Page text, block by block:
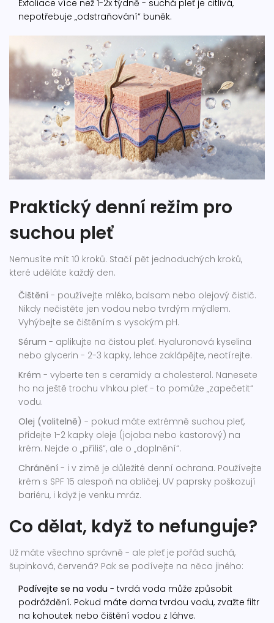
Exfoliace více než 1-2x týdně - suchá pleť je citlivá,
nepotřebuje „odstraňování“ buněk.
Praktický denní režim pro
suchou pleť
Nemusíte mít 10 kroků. Stačí pět jednoduchých kroků,
které uděláte každý den.
Čištění - používejte mléko, balsam nebo olejový čistič.
Nikdy nečistěte jen vodou nebo tvrdým mýdlem.
Vyhýbejte se čištěním s vysokým pH.
Sérum - aplikujte na čistou pleť. Hyaluronová kyselina
nebo glycerin - 2-3 kapky, lehce zaklápějte, neotírejte.
Krém - vyberte ten s ceramidy a cholesterol. Nanesete
ho na ještě trochu vlhkou pleť - to pomůže „zapečetit“
vodu.
Olej (volitelně) - pokud máte extrémně suchou pleť,
přidejte 1-2 kapky oleje (jojoba nebo kastorový) na
krém. Nejde o „příliš“, ale o „doplnění“.
Chránění - i v zimě je důležité denní ochrana. Používejte
krém s SPF 15 alespoň na obličej. UV paprsky poškozují
bariéru, i když je venku mráz.
Co dělat, když to nefunguje?
Už máte všechno správně - ale pleť je pořád suchá,
šupinková, červená? Pak se podívejte na něco jiného:
Podívejte se na vodu - tvrdá voda může způsobit
podráždění. Pokud máte doma tvrdou vodu, zvažte filtr
na kohoutek nebo čištění vodou z láhve.